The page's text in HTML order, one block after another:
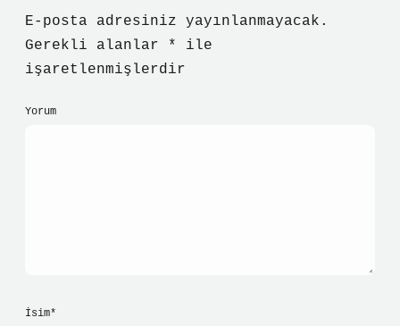
E-posta adresiniz yayınlanmayacak.
Gerekli alanlar
*
ile
işaretlenmişlerdir
Yorum
İsim*